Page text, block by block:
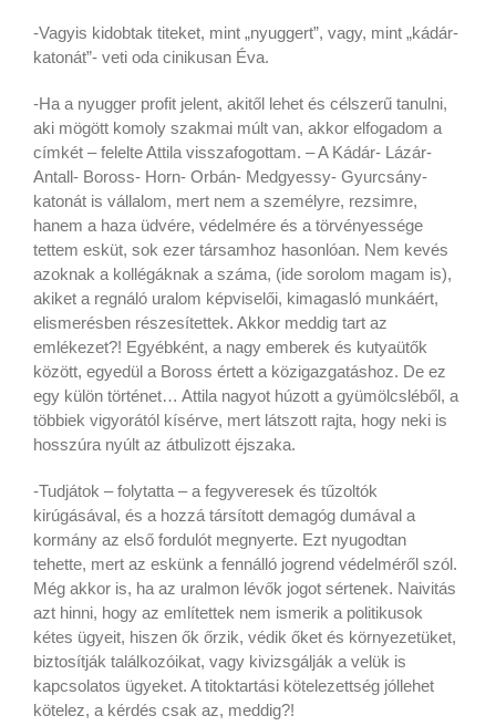
-Vagyis kidobtak titeket, mint „nyuggert”, vagy, mint „kádár-
katonát”- veti oda cinikusan Éva.
-Ha a nyugger profit jelent, akitől lehet és célszerű tanulni,
aki mögött komoly szakmai múlt van, akkor elfogadom a
címkét – felelte Attila visszafogottam. – A Kádár- Lázár-
Antall- Boross- Horn- Orbán- Medgyessy- Gyurcsány-
katonát is vállalom, mert nem a személyre, rezsimre,
hanem a haza üdvére, védelmére és a törvényessége
tettem esküt, sok ezer társamhoz hasonlóan. Nem kevés
azoknak a kollégáknak a száma, (ide sorolom magam is),
akiket a regnáló uralom képviselői, kimagasló munkáért,
elismerésben részesítettek. Akkor meddig tart az
emlékezet?! Egyébként, a nagy emberek és kutyaütők
között, egyedül a Boross értett a közigazgatáshoz. De ez
egy külön történet… Attila nagyot húzott a gyümölcsléből, a
többiek vigyorától kísérve, mert látszott rajta, hogy neki is
hosszúra nyúlt az átbulizott éjszaka.
-Tudjátok – folytatta – a fegyveresek és tűzoltók
kirúgásával, és a hozzá társított demagóg dumával a
kormány az első fordulót megnyerte. Ezt nyugodtan
tehette, mert az eskünk a fennálló jogrend védelméről szól.
Még akkor is, ha az uralmon lévők jogot sértenek. Naivitás
azt hinni, hogy az említettek nem ismerik a politikusok
kétes ügyeit, hiszen ők őrzik, védik őket és környezetüket,
biztosítják találkozóikat, vagy kivizsgálják a velük is
kapcsolatos ügyeket. A titoktartási kötelezettség jóllehet
kötelez, a kérdés csak az, meddig?!